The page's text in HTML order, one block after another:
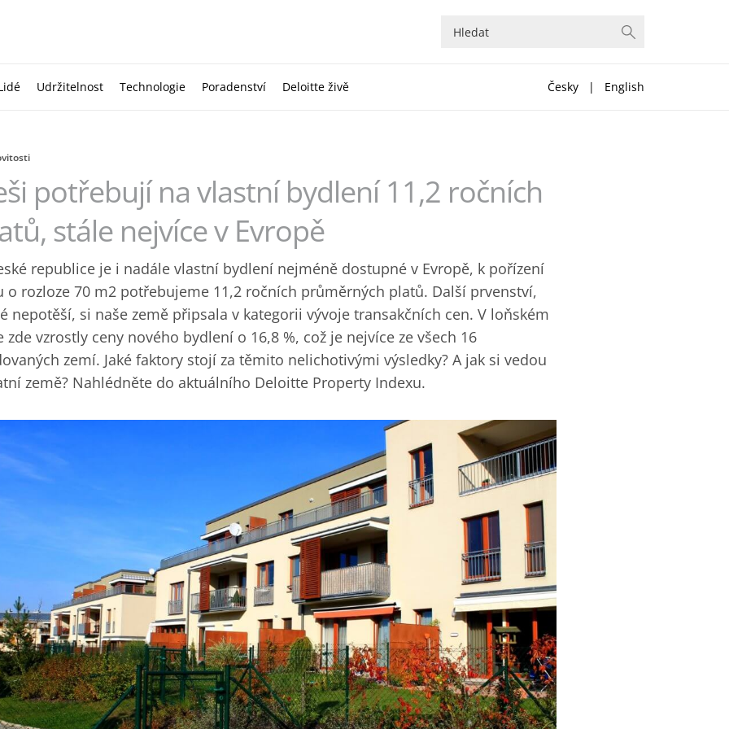
Udržitelnost Technologie Poradenství Deloitte živě Česky | English
potřebují na vlastní bydlení 11,2 ročních
stále nejvíce v Evropě
republice je i nadále vlastní bydlení nejméně dostupné v Evropě, k pořízení
o rozloze 70 m2 potřebujeme 11,2 ročních průměrných platů. Další prvenství,
nepotěší, si naše země připsala v kategorii vývoje transakčních cen. V loňském
zde vzrostly ceny nového bydlení o 16,8 %, což je nejvíce ze všech 16
zemí. Jaké faktory stojí za těmito nelichotivými výsledky? A jak si vedou
země? Nahlédněte do aktuálního Deloitte Property Indexu.